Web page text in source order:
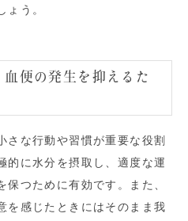
ょう。
便の発生を抑えるた
さな行動や習慣が重要な役割
的に水分を摂取し、適度な運
つために有効です。また、
を感じたときにはそのまま我